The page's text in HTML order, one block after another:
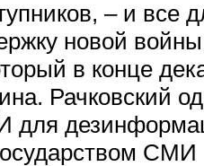
– и все
новой
в конце
Рачковский
для
СМИ